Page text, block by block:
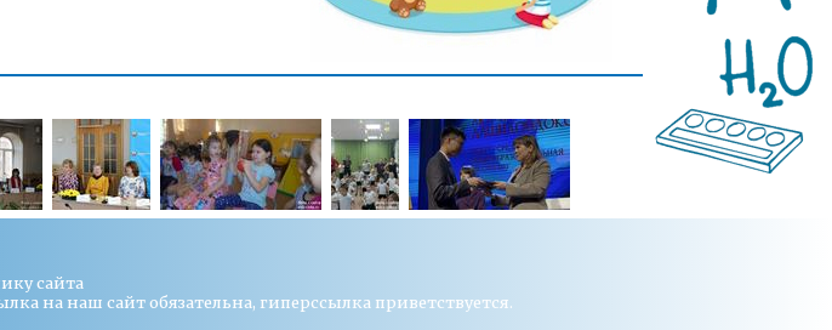
сайта
на наш сайт обязательна, гиперссылка приветствуется.